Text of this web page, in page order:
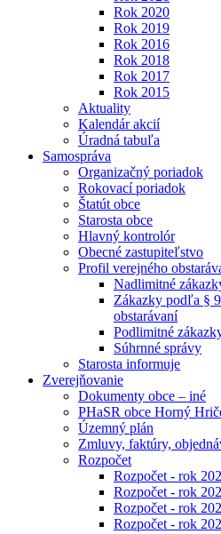
Rok 2020
Rok 2019
Rok 2016
Rok 2018
Rok 2017
Rok 2015
Aktuality
Kalendár akcií
Úradná tabuľa
Samospráva
Organizačný poriadok
Rokovací poriadok
Štatút obce
Starosta obce
Hlavný kontrolór
Obecné zastupiteľstvo
Profil verejného
Nadlimitné
Zákazky podľa §
obstarávaní
Podlimitné
Súhrnné správy
Starosta informuje
Zverejňovanie
Dokumenty obce – iné
PHaSR obce Horný
Územný plán
Zmluvy, faktúry,
Rozpočet
Rozpočet - rok
Rozpočet - rok
Rozpočet - rok
Rozpočet - rok